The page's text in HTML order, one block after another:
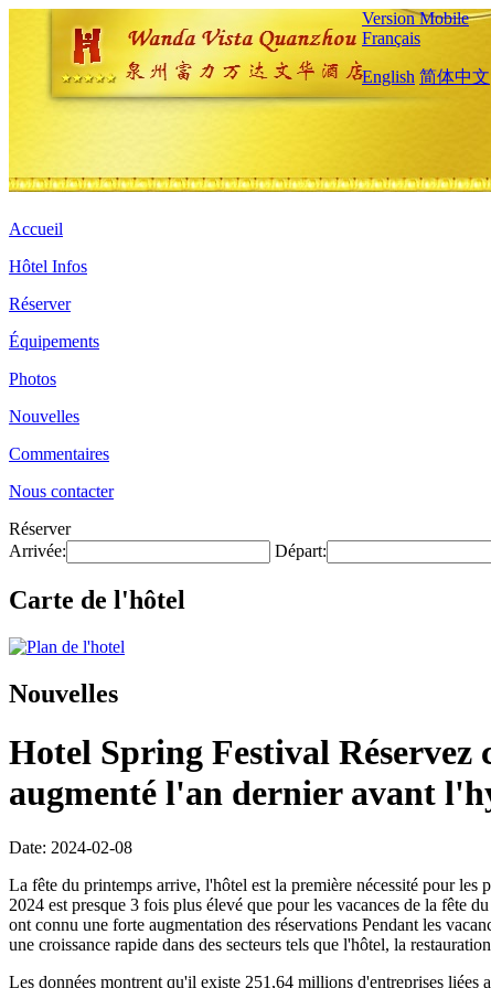
Version Mobile
Français
English 简体中文
Accueil
Hôtel Infos
Réserver
Équipements
Photos
Nouvelles
Commentaires
Nous contacter
Réserver
Arrivée:
Départ:
Carte de l'hôtel
Nouvelles
Hotel Spring Festival
augmenté l'an dernier avant
Date: 2024-02-08
La fête du printemps arrive, l'hôtel est la première nécessité pour les
2024 est presque 3 fois plus élevé que pour les vacances de la fête
ont connu une forte augmentation des réservations Pendant les
une croissance rapide dans des secteurs tels que l'hôtel, la
Les données montrent qu'il existe 251,64 millions d'entreprises liées